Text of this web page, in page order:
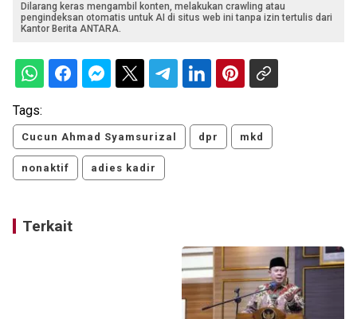
Dilarang keras mengambil konten, melakukan crawling atau
pengindeksan otomatis untuk AI di situs web ini tanpa izin tertulis dari
Kantor Berita ANTARA.
Tags:
Cucun Ahmad Syamsurizal dpr mkd
nonaktif adies kadir
Terkait